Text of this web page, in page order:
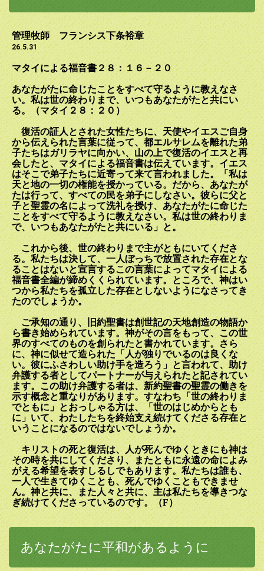
管理牧師 フランシス下条裕章
26.5.31
マタイによる福音書２８：１６－２０
あなたがたに命じたことをすべて守るように教えなさ
い。私は世の終わりまで、いつもあなたがたと共にい
る。（マタイ２８：２０）
復活の証人とされた女性たちに、天使やイエスご自身
から伝えられた言葉に従って、都エルサレムを離れた弟
子たちはガリラヤに向かい、山の上で復活のイエスと再
会したと、マタイによる福音書は伝えています。イエス
はそこで弟子たちに近寄って来て言われました。「私は
天と地の一切の権能を授かっている。だから、あなたが
たは行って、すべての民を弟子にしなさい。彼らに父と
子と聖霊の名によって洗礼を授け、あなたがたに命じた
ことをすべて守るように教えなさい。私は世の終わりま
で、いつもあなたがたと共にいる」と。
これから後、世の終わりまで主がともにいてくださ
る。私たちは決して、一人ぼっちで放置された存在とな
ることはないと宣言するこの言葉によってマタイによる
福音書全編が締めくくられています。ところで、神はい
つから私たちを孤立した存在としないようになさってき
たのでしょうか。
ご承知の通り、旧約聖書は創世記の天地創造の物語か
ら書き始められています。神がその言をもって、この世
界のすべてのものを創られたと書かれています。さら
に、神に似せて造られた「人が独りでいるのは良くな
い。彼にふさわしい助け手を造ろう」と言われて、助け
弁護する者としてパートナーが与えられたと記されてい
ます。この助け弁護する者は、新約聖書の聖霊の働きを
示す概念と重なりがあります。すなわち「世の終わりま
でともに」とおっしゃる方は、「世のはじめからとも
に」いて、わたしたちを終始支え続けてくださる存在と
いうことになるのではないでしょうか。
キリストの死と復活は、人が死んでゆくときにも神は
その時を共にしてくださり、またともに永遠の命によみ
がえる希望を表すしるしでもあります。私たちは誰も、
一人で生きてゆくことも、死んでゆくこともできませ
ん。神と共に、また人々と共に、主は私たちを導きつな
ぎ続けてくださっているのです。（F）
あなたがたに平和があるように